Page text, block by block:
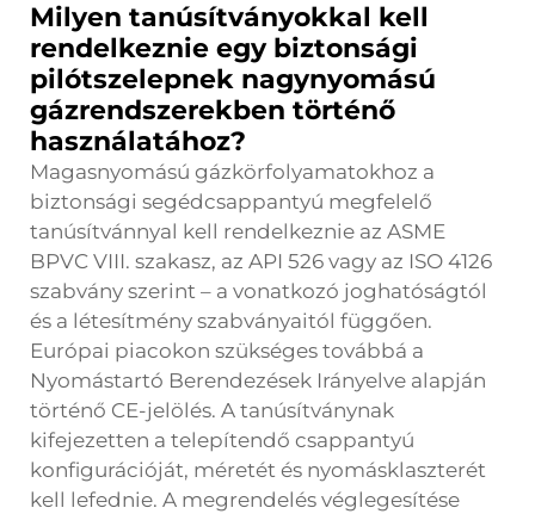
Milyen tanúsítványokkal kell
rendelkeznie egy biztonsági
pilótszelepnek nagynyomású
gázrendszerekben történő
használatához?
Magasnyomású gázkörfolyamatokhoz a
biztonsági segédcsappantyú megfelelő
tanúsítvánnyal kell rendelkeznie az ASME
BPVC VIII. szakasz, az API 526 vagy az ISO 4126
szabvány szerint – a vonatkozó joghatóságtól
és a létesítmény szabványaitól függően.
Európai piacokon szükséges továbbá a
Nyomástartó Berendezések Irányelve alapján
történő CE-jelölés. A tanúsítványnak
kifejezetten a telepítendő csappantyú
konfigurációját, méretét és nyomásklaszterét
kell lefednie. A megrendelés véglegesítése